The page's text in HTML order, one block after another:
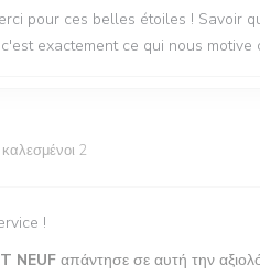
pour ces belles étoiles ! Savoir
exactement ce qui nous
2
!
NEUF απάντησε σε αυτή την